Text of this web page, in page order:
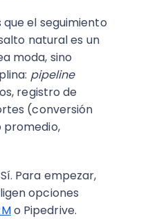
el seguimiento
natural es un
moda, sino
pipeline
registro de
(conversión
Para empezar,
opciones
o Pipedrive.